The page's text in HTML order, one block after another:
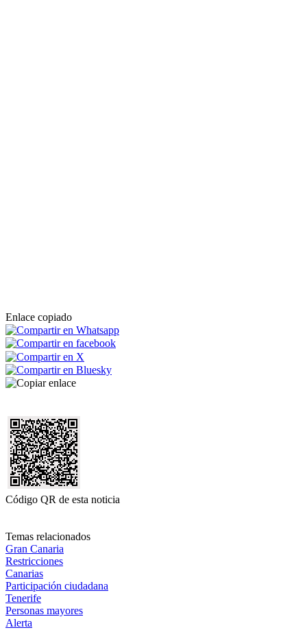
Enlace copiado
Código QR de esta noticia
Temas relacionados
Gran Canaria
Restricciones
Canarias
Participación ciudadana
Tenerife
Personas mayores
Alerta